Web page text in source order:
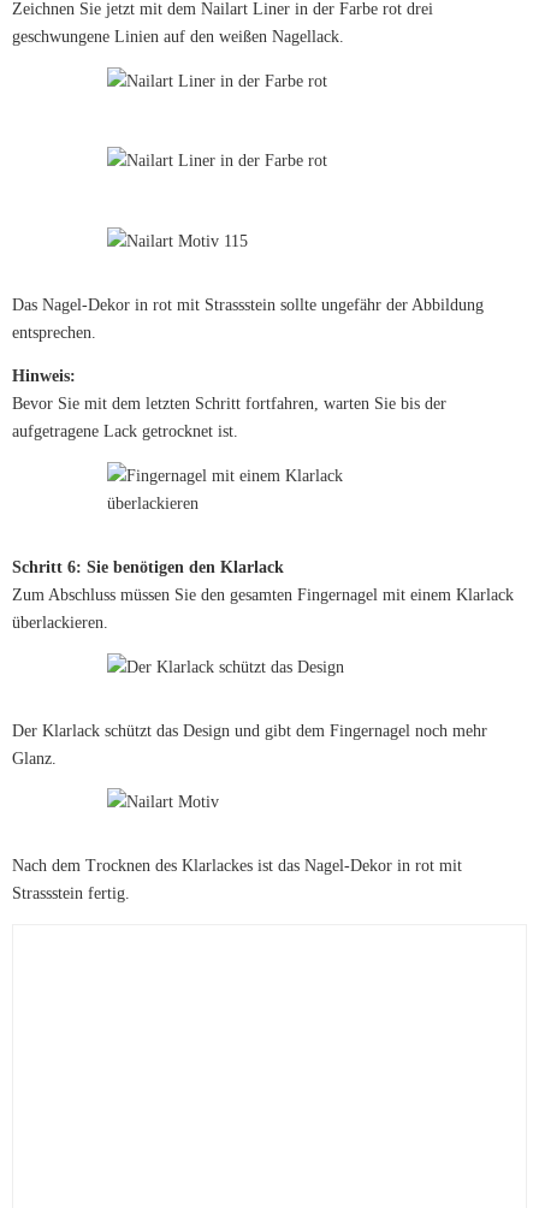
Zeichnen Sie jetzt mit dem Nailart Liner in der Farbe rot drei
geschwungene Linien auf den weißen Nagellack.
Das Nagel-Dekor in rot mit Strassstein sollte ungefähr der Abbildung
entsprechen.
Hinweis:
Bevor Sie mit dem letzten Schritt fortfahren, warten Sie bis der
aufgetragene Lack getrocknet ist.
Schritt 6: Sie benötigen den Klarlack
Zum Abschluss müssen Sie den gesamten Fingernagel mit einem Klarlack
überlackieren.
Der Klarlack schützt das Design und gibt dem Fingernagel noch mehr
Glanz.
Nach dem Trocknen des Klarlackes ist das Nagel-Dekor in rot mit
Strassstein fertig.